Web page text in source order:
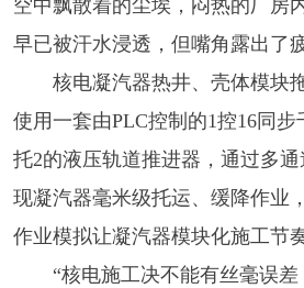
空中飘散着的尘埃，闷热的厂房
早已被汗水浸透，但嘴角露出了
核电凝汽器热井、壳体模块拖
使用一套由PLC控制的1控16同
托2的液压轨道推进器，通过多
现凝汽器毫米级托运、缓降作业
作业模拟让凝汽器模块化施工节
“核电施工决不能有丝毫误差